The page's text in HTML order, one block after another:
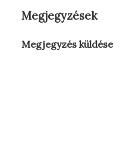
Megjegyzések
Megjegyzés küldése